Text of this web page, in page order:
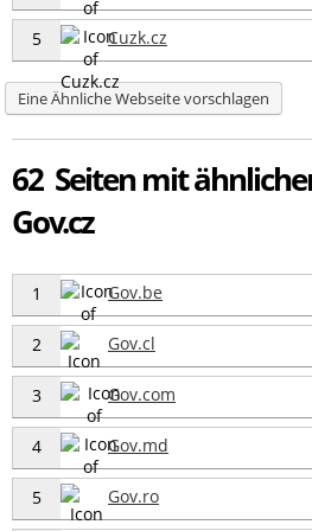
5 Cuzk.cz
Eine Ähnliche Webseite vorschlagen
62 Seiten mit
Gov.cz
1 Gov.be
2 Gov.cl
3 Gov.com
4 Gov.md
5 Gov.ro